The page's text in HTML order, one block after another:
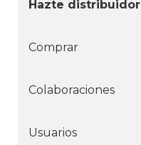
Hazte distribuidor
Comprar
Colaboraciones
Usuarios